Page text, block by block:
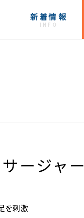
新着情報
INFO
ージャー
を刺激